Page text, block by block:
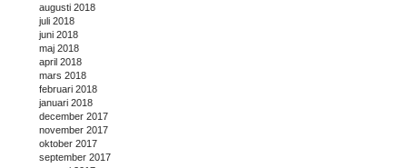
augusti 2018
juli 2018
juni 2018
maj 2018
april 2018
mars 2018
februari 2018
januari 2018
december 2017
november 2017
oktober 2017
september 2017